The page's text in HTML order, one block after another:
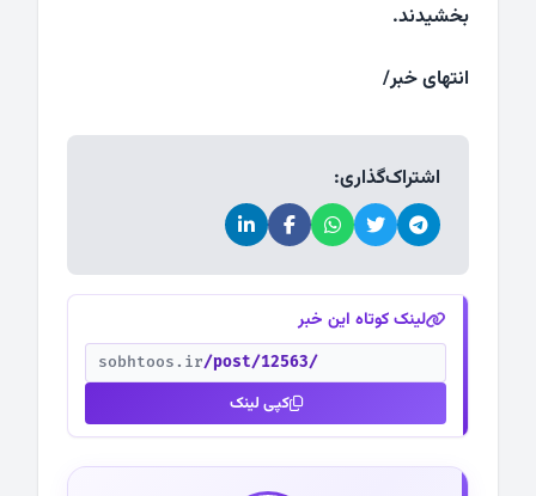
بخشیدند.
انتهای خبر/
اشتراک‌گذاری:
لینک کوتاه این خبر
sobhtoos.ir/post/12563/
کپی لینک